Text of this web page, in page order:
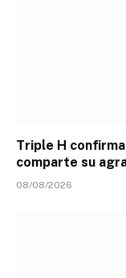
Triple H
comparte su
08/08/2026